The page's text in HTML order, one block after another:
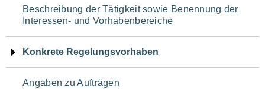
den
Seiteninhalt
Beschreibung der Tätigkeit sowie Benennung der
Interessen- und Vorhabenbereiche
Konkrete Regelungsvorhaben
Angaben zu Aufträgen